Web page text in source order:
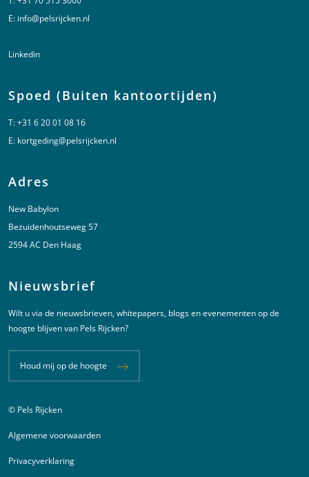
E: info@pelsrijcken.nl
Linkedin
Spoed (Buiten kantoortijden)
T:+31 6 20 01 08 16
E: kortgeding@pelsrijcken.nl
Adres
New Babylon
Bezuidenhoutseweg 57
2594 AC Den Haag
Nieuwsbrief
Wilt u via de nieuwsbrieven, whitepapers, blogs en evenementen op de
hoogte blijven van Pels Rijcken?
Houd mij op de hoogte
Juridische informatie
© Pels Rijcken
Algemene voorwaarden
Privacyverklaring